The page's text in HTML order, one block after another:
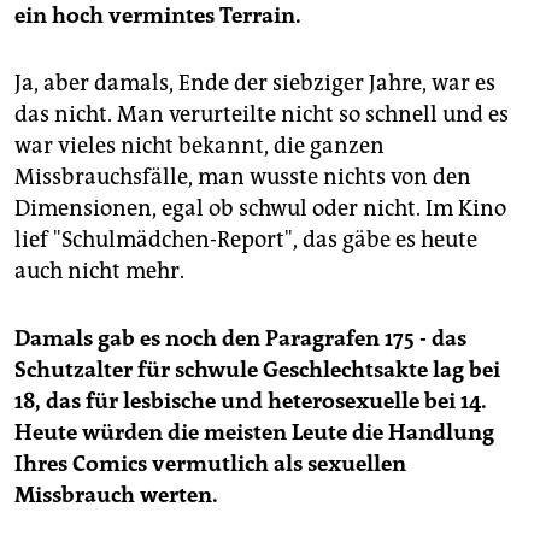
ein hoch vermintes Terrain.
Ja, aber damals, Ende der siebziger Jahre, war es
das nicht. Man verurteilte nicht so schnell und es
war vieles nicht bekannt, die ganzen
Missbrauchsfälle, man wusste nichts von den
Dimensionen, egal ob schwul oder nicht. Im Kino
lief "Schulmädchen-Report", das gäbe es heute
auch nicht mehr.
Damals gab es noch den Paragrafen 175 - das
Schutzalter für schwule Geschlechtsakte lag bei
18, das für lesbische und heterosexuelle bei 14.
Heute würden die meisten Leute die Handlung
Ihres Comics vermutlich als sexuellen
Missbrauch werten.